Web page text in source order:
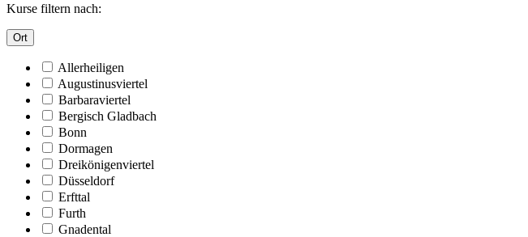
Kurse filtern nach:
Ort
Allerheiligen
Augustinusviertel
Barbaraviertel
Bergisch Gladbach
Bonn
Dormagen
Dreikönigenviertel
Düsseldorf
Erfttal
Furth
Gnadental